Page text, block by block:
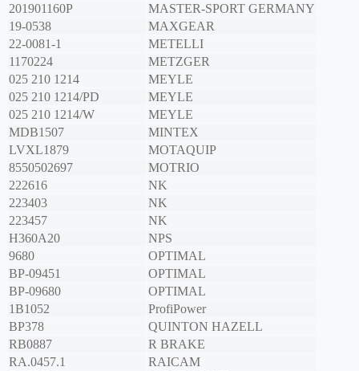
201901160P
MASTER-SPORT GERMANY
19-0538
MAXGEAR
22-0081-1
METELLI
1170224
METZGER
025 210 1214
MEYLE
025 210 1214/PD
MEYLE
025 210 1214/W
MEYLE
MDB1507
MINTEX
LVXL1879
MOTAQUIP
8550502697
MOTRIO
222616
NK
223403
NK
223457
NK
H360A20
NPS
9680
OPTIMAL
BP-09451
OPTIMAL
BP-09680
OPTIMAL
1B1052
ProfiPower
BP378
QUINTON HAZELL
RB0887
R BRAKE
RA.0457.1
RAICAM